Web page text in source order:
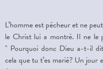
L’homme est pécheur et ne
le Christ lui a montré. Il ne le
" Pourquoi donc Dieu a-t-il
cela que tu t’es marié? Un jour